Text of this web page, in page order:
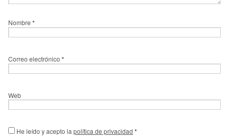
Nombre *
Correo electrónico *
Web
He leído y acepto la política de privacidad *